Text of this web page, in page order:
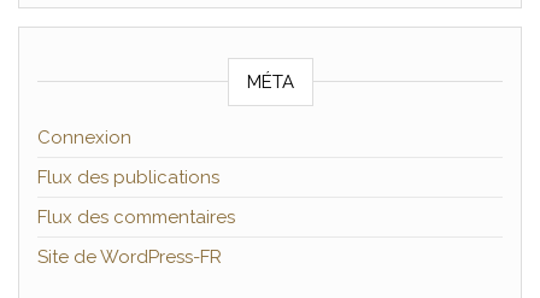
MÉTA
Connexion
Flux des publications
Flux des commentaires
Site de WordPress-FR